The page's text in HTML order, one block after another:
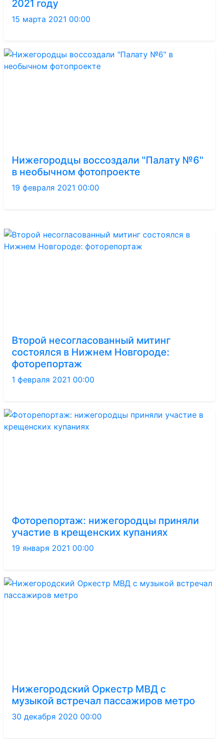
2021 году
15 марта 2021 00:00
Нижегородцы воссоздали "Палату №6"
в необычном фотопроекте
19 февраля 2021 00:00
Второй несогласованный митинг
состоялся в Нижнем Новгороде:
фоторепортаж
1 февраля 2021 00:00
Фоторепортаж: нижегородцы приняли
участие в крещенских купаниях
19 января 2021 00:00
Нижегородский Оркестр МВД с
музыкой встречал пассажиров метро
30 декабря 2020 00:00